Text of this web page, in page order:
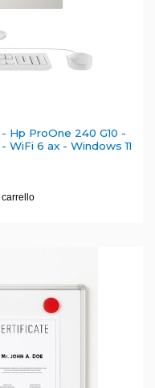
Hp ProOne 240 G10 -
WiFi 6 ax - Windows 11